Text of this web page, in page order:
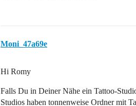
Moni_47a69e
Hi Romy
Falls Du in Deiner Nähe ein Tattoo-
Studios haben tonnenweise Ordner mit